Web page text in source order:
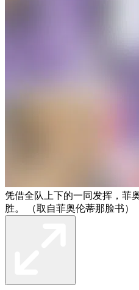
凭借全队上下的一同发挥，菲
胜。 （取自菲奥伦蒂那脸书）